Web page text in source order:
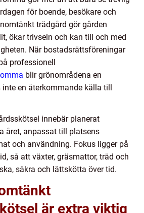
för boende, besökare och
trädgård gör gården
ökar trivseln och kan till och med
När bostadsrättsföreningar
professionell
blir grönområdena en
en återkommande källa till
innebär planerat
året, anpassat till platsens
och användning. Fokus ligger på
så att växter, gräsmattor, träd och
säkra och lättskötta över tid.
är extra viktig